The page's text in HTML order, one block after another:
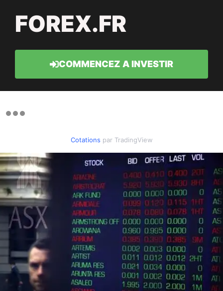
FOREX.FR
COMMENCEZ A INVESTIR
Cotations par TradingView